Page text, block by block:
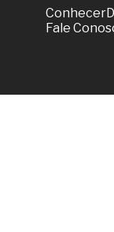
Conhecer
Fale